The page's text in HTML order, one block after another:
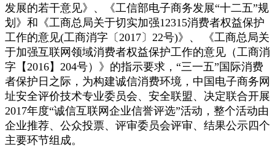
发展的若干意见》、《工信部电子商务发展“十二五”规
划》和《工商总局关于切实加强12315消费者权益保护
工作的意见(工商消字〔2017〕22号)》、 《工商总局关
于加强互联网领域消费者权益保护工作的意见（工商消
字【2016】204号）》的指示要求，“三一五”国际消费
者保护日之际，为构建诚信消费环境，中国电子商务网
址安全评价技术专业委员会、安全联盟、决定联合开展
2017年度“诚信互联网企业信誉评选”活动，整个活动由
企业推荐、公众投票、评审委员会评审、结果公示四个
主要环节组成。